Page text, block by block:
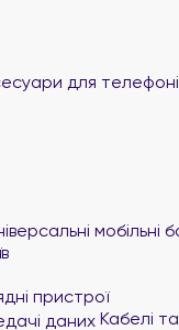
для
мобільні
пристрої
Кабелі